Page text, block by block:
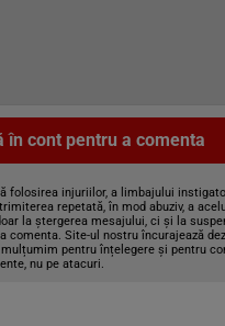
în cont pentru a comenta
folosirea injuriilor, a limbajului
repetată, în mod abuziv, a
la ștergerea mesajului, ci și la
comenta. Site-ul nostru încurajează
pentru înțelegere și pentru
nu pe atacuri.